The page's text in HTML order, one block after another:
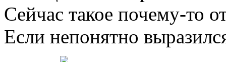
Сейчас такое почему-то
Если непонятно